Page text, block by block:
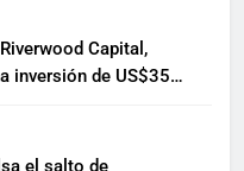
Capital,
inversión de US$35
el salto de